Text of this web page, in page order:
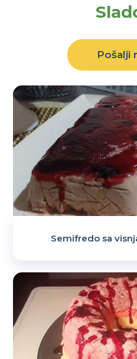
Pošalji
Semifredo sa